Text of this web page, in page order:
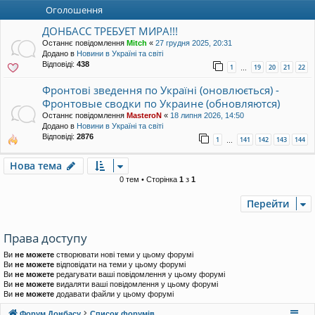
Оголошення
ДОНБАСС ТРЕБУЕТ МИРА!!!
Останнє повідомлення Mitch « 27 грудня 2025, 20:31
Додано в Новини в Україні та світі
Відповіді: 438 1 … 19 20 21 22
Фронтові зведення по Україні (оновлюється) -
Фронтовые сводки по Украине (обновляются)
Останнє повідомлення MasteroN « 18 липня 2026, 14:50
Додано в Новини в Україні та світі
Відповіді: 2876 1 … 141 142 143 144
Нова тема
0 тем • Сторінка 1 з 1
Перейти
Права доступу
Ви не можете створювати нові теми у цьому форумі
Ви не можете відповідати на теми у цьому форумі
Ви не можете редагувати ваші повідомлення у цьому форумі
Ви не можете видаляти ваші повідомлення у цьому форумі
Ви не можете додавати файли у цьому форумі